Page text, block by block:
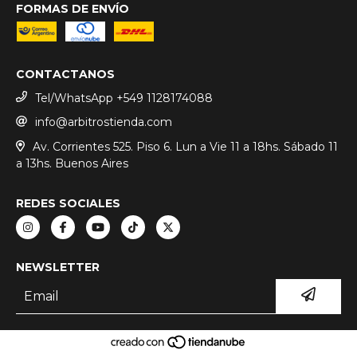
FORMAS DE ENVÍO
CONTACTANOS
Tel/WhatsApp +549 1128174088
info@arbitrostienda.com
Av. Corrientes 525. Piso 6. Lun a Vie 11 a 18hs. Sábado 11
a 13hs. Buenos Aires
REDES SOCIALES
NEWSLETTER